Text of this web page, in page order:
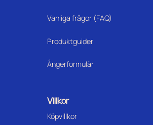
Vanliga frågor (FAQ)
Produktguider
Ångerformulär
Villkor
Köpvillkor